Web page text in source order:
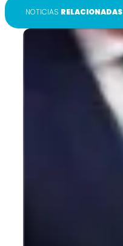
NOTICIAS RELACIONADAS